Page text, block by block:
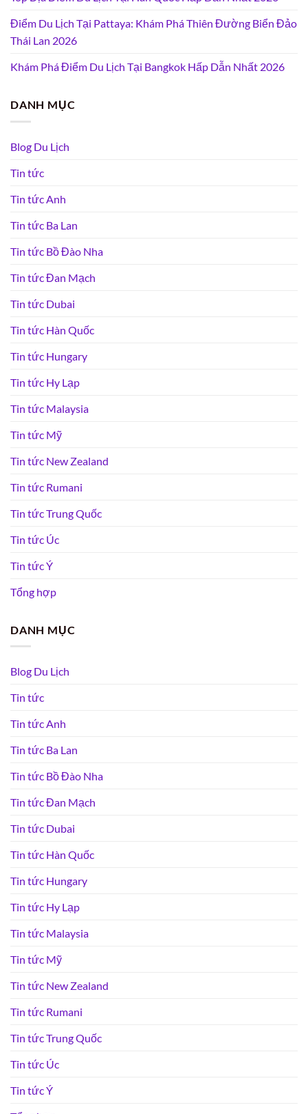
Điểm Du Lịch Tại Pattaya: Khám Phá Thiên Đường Biển Đảo
Thái Lan 2026
Khám Phá Điểm Du Lịch Tại Bangkok Hấp Dẫn Nhất 2026
DANH MỤC
Blog Du Lịch
Tin tức
Tin tức Anh
Tin tức Ba Lan
Tin tức Bồ Đào Nha
Tin tức Đan Mạch
Tin tức Dubai
Tin tức Hàn Quốc
Tin tức Hungary
Tin tức Hy Lạp
Tin tức Malaysia
Tin tức Mỹ
Tin tức New Zealand
Tin tức Rumani
Tin tức Trung Quốc
Tin tức Úc
Tin tức Ý
Tổng hợp
DANH MỤC
Blog Du Lịch
Tin tức
Tin tức Anh
Tin tức Ba Lan
Tin tức Bồ Đào Nha
Tin tức Đan Mạch
Tin tức Dubai
Tin tức Hàn Quốc
Tin tức Hungary
Tin tức Hy Lạp
Tin tức Malaysia
Tin tức Mỹ
Tin tức New Zealand
Tin tức Rumani
Tin tức Trung Quốc
Tin tức Úc
Tin tức Ý